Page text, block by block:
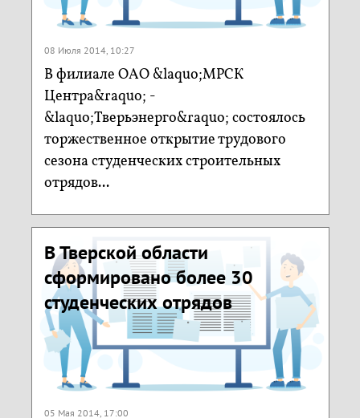
08 Июля 2014, 10:27
В филиале ОАО &laquo;МРСК
Центра&raquo; -
&laquo;Тверьэнерго&raquo; состоялось
торжественное открытие трудового
сезона студенческих строительных
отрядов...
В Тверской области
сформировано более 30
студенческих отрядов
05 Мая 2014, 17:00